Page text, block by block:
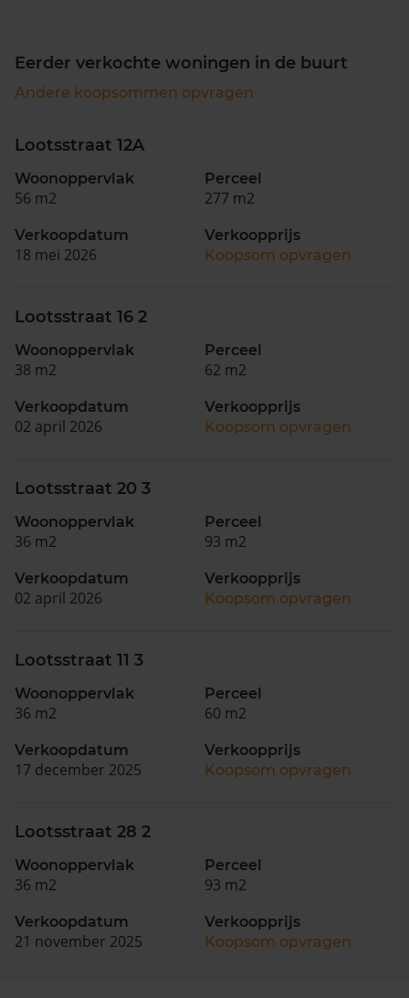
Eerder verkochte woningen in de buurt
Andere koopsommen opvragen
Lootsstraat 12A
Woonoppervlak
56 m2
Perceel
277 m2
Verkoopdatum
18 mei 2026
Verkoopprijs
Koopsom opvragen
Lootsstraat 16 2
Woonoppervlak
38 m2
Perceel
62 m2
Verkoopdatum
02 april 2026
Verkoopprijs
Koopsom opvragen
Lootsstraat 20 3
Woonoppervlak
36 m2
Perceel
93 m2
Verkoopdatum
02 april 2026
Verkoopprijs
Koopsom opvragen
Lootsstraat 11 3
Woonoppervlak
36 m2
Perceel
60 m2
Verkoopdatum
17 december 2025
Verkoopprijs
Koopsom opvragen
Lootsstraat 28 2
Woonoppervlak
36 m2
Perceel
93 m2
Verkoopdatum
21 november 2025
Verkoopprijs
Koopsom opvragen